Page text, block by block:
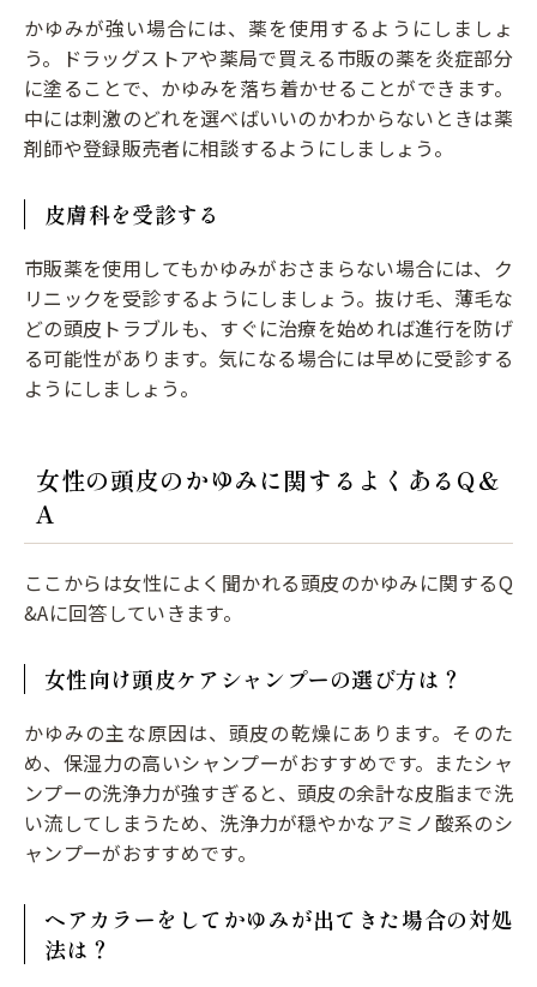
かゆみが強い場合には、薬を使用するようにしましょ
う。ドラッグストアや薬局で買える市販の薬を炎症部分
に塗ることで、かゆみを落ち着かせることができます。
中には刺激のどれを選べばいいのかわからないときは薬
剤師や登録販売者に相談するようにしましょう。
皮膚科を受診する
市販薬を使用してもかゆみがおさまらない場合には、ク
リニックを受診するようにしましょう。抜け毛、薄毛な
どの頭皮トラブルも、すぐに治療を始めれば進行を防げ
る可能性があります。気になる場合には早めに受診する
ようにしましょう。
女性の頭皮のかゆみに関するよくあるQ＆
A
ここからは女性によく聞かれる頭皮のかゆみに関するQ
&Aに回答していきます。
女性向け頭皮ケアシャンプーの選び方は？
かゆみの主な原因は、頭皮の乾燥にあります。そのた
め、保湿力の高いシャンプーがおすすめです。またシャ
ンプーの洗浄力が強すぎると、頭皮の余計な皮脂まで洗
い流してしまうため、洗浄力が穏やかなアミノ酸系のシ
ャンプーがおすすめです。
ヘアカラーをしてかゆみが出てきた場合の対処
法は？